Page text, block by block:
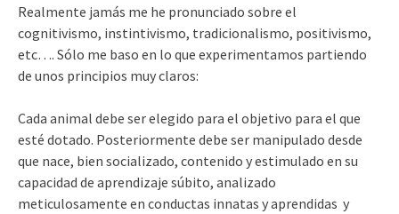
Realmente jamás me he pronunciado sobre el
cognitivismo, instintivismo, tradicionalismo, positivismo,
etc…. Sólo me baso en lo que experimentamos partiendo
de unos principios muy claros:
Cada animal debe ser elegido para el objetivo para el que
esté dotado. Posteriormente debe ser manipulado desde
que nace, bien socializado, contenido y estimulado en su
capacidad de aprendizaje súbito, analizado
meticulosamente en conductas innatas y aprendidas y